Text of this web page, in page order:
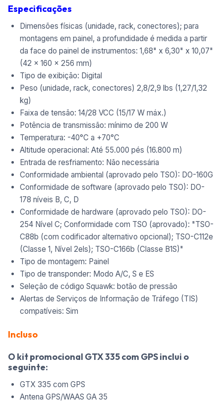
Especificações
Dimensões físicas (unidade, rack, conectores); para
montagens em painel, a profundidade é medida a partir
da face do painel de instrumentos: 1,68" x 6,30" x 10,07"
(42 x 160 x 256 mm)
Tipo de exibição: Digital
Peso (unidade, rack, conectores) 2,8/2,9 lbs (1,27/1,32
kg)
Faixa de tensão: 14/28 VCC (15/17 W máx.)
Potência de transmissão: mínimo de 200 W
Temperatura: -40°C a +70°C
Altitude operacional: Até 55.000 pés (16.800 m)
Entrada de resfriamento: Não necessária
Conformidade ambiental (aprovado pelo TSO): DO-160G
Conformidade de software (aprovado pelo TSO): DO-
178 níveis B, C, D
Conformidade de hardware (aprovado pelo TSO): DO-
254 Nível C; Conformidade com TSO (aprovado): "TSO-
C88b (com codificador alternativo opcional); TSO-C112e
(Classe 1, Nível 2els); TSO-C166b (Classe B1S)"
Tipo de montagem: Painel
Tipo de transponder: Modo A/C, S e ES
Seleção de código Squawk: botão de pressão
Alertas de Serviços de Informação de Tráfego (TIS)
compatíveis: Sim
Incluso
O kit promocional GTX 335 com GPS inclui o
seguinte:
GTX 335 com GPS
Antena GPS/WAAS GA 35